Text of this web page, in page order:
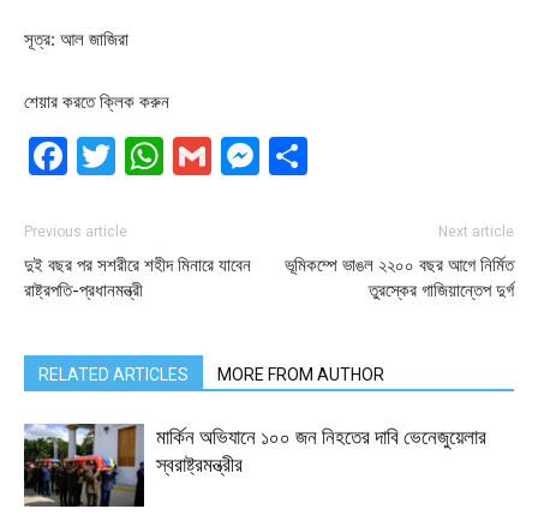
সূত্র: আল জাজিরা
শেয়ার করতে ক্লিক করুন
Facebook
Twitter
WhatsApp
GmailMessenger
Previous article
দুই বছর পর সশরীরে শহীদ মিনারে যাবেন
রাষ্ট্রপতি-প্রধানমন্ত্রী
Next article
ভূমিকম্পে ভাঙল ২২০০ বছর আগে নির্মিত
তুরস্কের গাজিয়ান্তেপ দুর্গ
RELATED ARTICLES MORE FROM AUTHOR
মার্কিন অভিযানে ১০০ জন নিহতের দাবি ভেনেজুয়েলার
স্বরাষ্ট্রমন্ত্রীর